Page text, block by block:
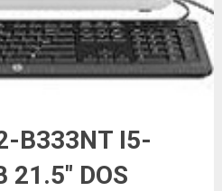
B333NT I5-
21.5″ DOS